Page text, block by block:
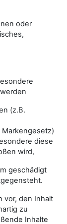
oder
(z.B.
diese
wird,
geschädigt
vor, den Inhalt
zu
Inhalte